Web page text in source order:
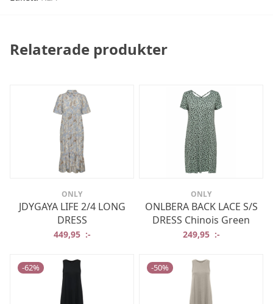
Relaterade produkter
ONLY
JDYGAYA LIFE 2/4 LONG
DRESS
449,95 :-
ONLY
ONLBERA BACK LACE S/S
DRESS Chinois Green
249,95 :-
-62% -50%